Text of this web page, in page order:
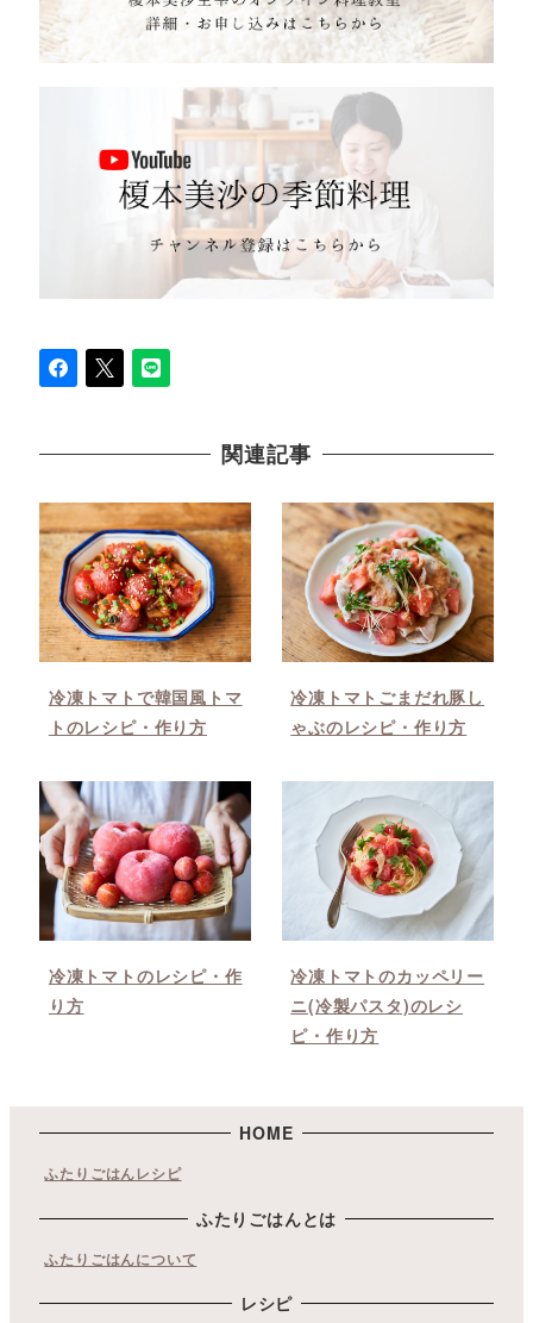
関連記事
冷凍トマトで韓国風トマ
トのレシピ・作り方
冷凍トマトごまだれ豚し
ゃぶのレシピ・作り方
冷凍トマトのレシピ・作
り方
冷凍トマトのカッペリー
ニ(冷製パスタ)のレシ
ピ・作り方
HOME
ふたりごはんレシピ
ふたりごはんとは
ふたりごはんについて
レシピ